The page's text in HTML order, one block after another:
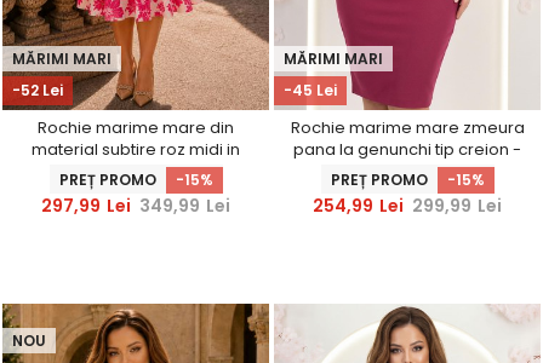
-52 Lei
MĂRIMI MARI
Rochie marime mare din
material subtire roz midi in
clos imprimata floral-
StarShinerS
PREȚ PROMO -15%
297,99 Lei 349,99 Lei
-45 Lei
MĂRIMI MARI
Rochie marime mare zmeura
pana la genunchi tip creion -
StarShinerS
PREȚ PROMO -15%
254,99 Lei 299,99 Lei
NOU